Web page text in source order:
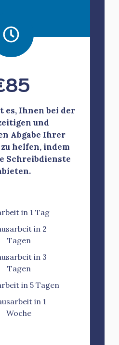
85
es, Ihnen bei der
und
Abgabe Ihrer
helfen, indem
Schreibdienste
in 1 Tag
in 2
Tagen
in 3
Tagen
in 5 Tagen
in 1
Woche